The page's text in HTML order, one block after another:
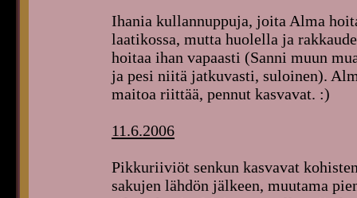
Ihania kullannuppuja, joita Alma
laatikossa, mutta huolella ja
hoitaa ihan vapaasti (Sanni muun
ja pesi niitä jatkuvasti, suloinen).
maitoa riittää, pennut kasvavat. :)
11.6.2006
Pikkuriiviöt senkun kasvavat
sakujen lähdön jälkeen, muutama